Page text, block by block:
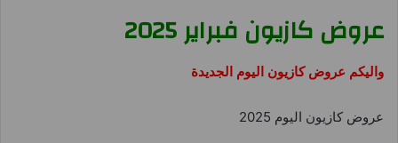
عروض كازيون فبراير 2025
واليكم عروض كازيون اليوم الجديدة
عروض كازيون اليوم 2025